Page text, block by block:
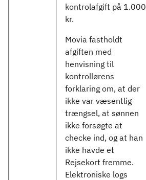
kontrolafgift på 1.000
kr.
Movia fastholdt
afgiften med
henvisning til
kontrollørens
forklaring om, at der
ikke var væsentlig
trængsel, at sønnen
ikke forsøgte at
checke ind, og at han
ikke havde et
Rejsekort fremme.
Elektroniske logs